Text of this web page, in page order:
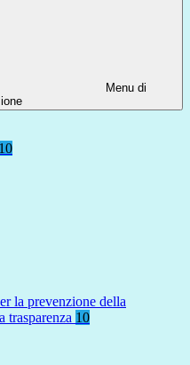
Menu di
la prevenzione della
trasparenza 10